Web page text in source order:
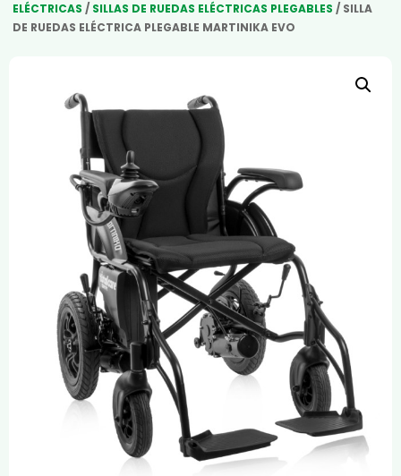
Hogar
Mastectomia
Compresión Médica
Fabricación a Medida
Zona XXL
Alquiler
ELÉCTRICAS / SILLAS DE RUEDAS ELÉCTRICAS PLEGABLES / SILLA
DE RUEDAS ELÉCTRICA PLEGABLE MARTINIKA EVO